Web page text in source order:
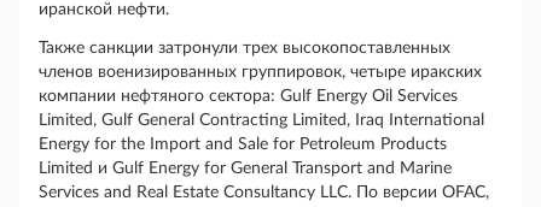
иранской нефти.
Также санкции затронули трех высокопоставленных
членов военизированных группировок, четыре иракских
компании нефтяного сектора: Gulf Energy Oil Services
Limited, Gulf General Contracting Limited, Iraq
International
Energy for the Import and Sale for Petroleum Products
Limited и Gulf Energy for General Transport and Marine
Services and Real Estate Consultancy LLC. По версии OFAC,